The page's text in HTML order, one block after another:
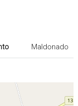
Maldonado